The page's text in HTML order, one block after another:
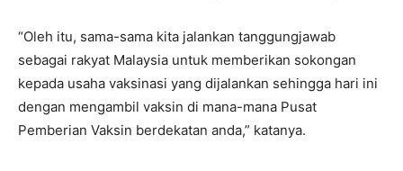
“Oleh itu, sama-sama kita jalankan tanggungjawab
sebagai rakyat Malaysia untuk memberikan sokongan
kepada usaha vaksinasi yang dijalankan sehingga hari ini
dengan mengambil vaksin di mana-mana Pusat
Pemberian Vaksin berdekatan anda,” katanya.